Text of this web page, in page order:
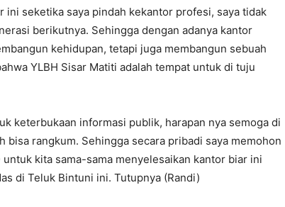
ini seketika saya pindah kekantor profesi, saya tidak
berikutnya. Sehingga dengan adanya kantor
kehidupan, tetapi juga membangun sebuah
YLBH Sisar Matiti adalah tempat untuk di tuju
keterbukaan informasi publik, harapan nya semoga di
bisa rangkum. Sehingga secara pribadi saya memohon
untuk kita sama-sama menyelesaikan kantor biar ini
di Teluk Bintuni ini. Tutupnya (Randi)